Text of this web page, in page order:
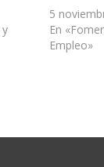
5
En
Empleo»